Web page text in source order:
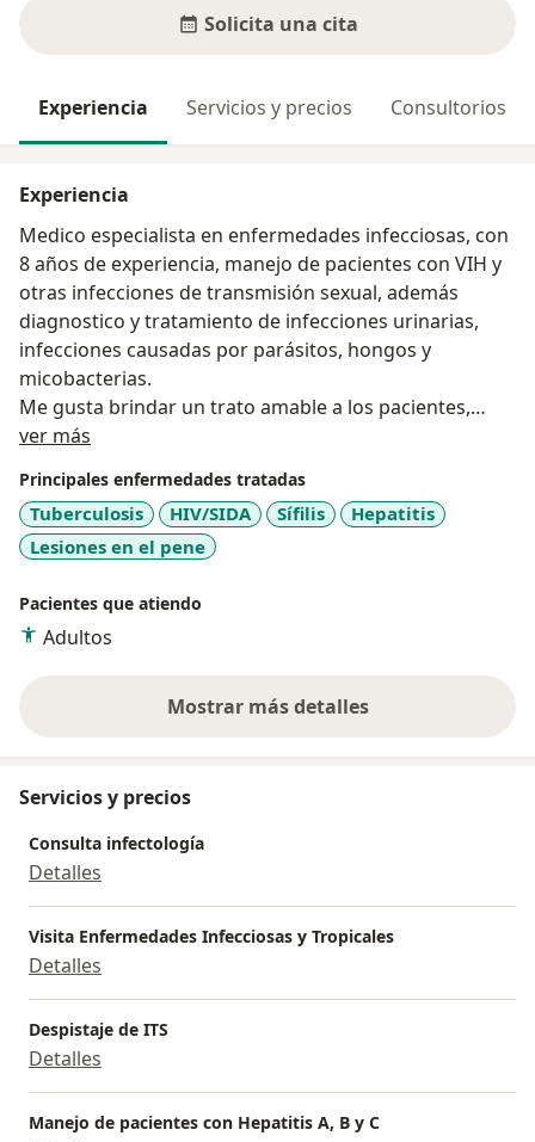
Solicita una cita
Experiencia Servicios y precios Consultorios
Experiencia
Medico especialista en enfermedades infecciosas, con
8 años de experiencia, manejo de pacientes con VIH y
otras infecciones de transmisión sexual, además
diagnostico y tratamiento de infecciones urinarias,
infecciones causadas por parásitos, hongos y
micobacterias.
Me gusta brindar un trato amable a los pacientes,
responder sus interrogantes y realizar un correcto
ver más
Principales enfermedades tratadas
Tuberculosis HIV/SIDA Sífilis
Hepatitis
Lesiones en el pene
Pacientes que atiendo
Adultos
Mostrar más detalles
sobre la experiencia
Servicios y precios
Consulta infectología
Detalles
Visita Enfermedades Infecciosas y Tropicales
Detalles
Despistaje de ITS
Detalles
Manejo de pacientes con Hepatitis A, B y C